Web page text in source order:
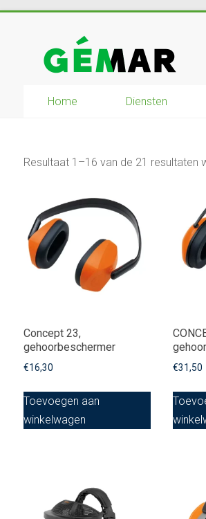
GEMAR
mechanisatie
Home Diensten
Resultaat 1–16 van de 21 resultaten
Concept 23,
gehoorbeschermer
€16,30
Toevoegen aan
winkelwagen
€31,50